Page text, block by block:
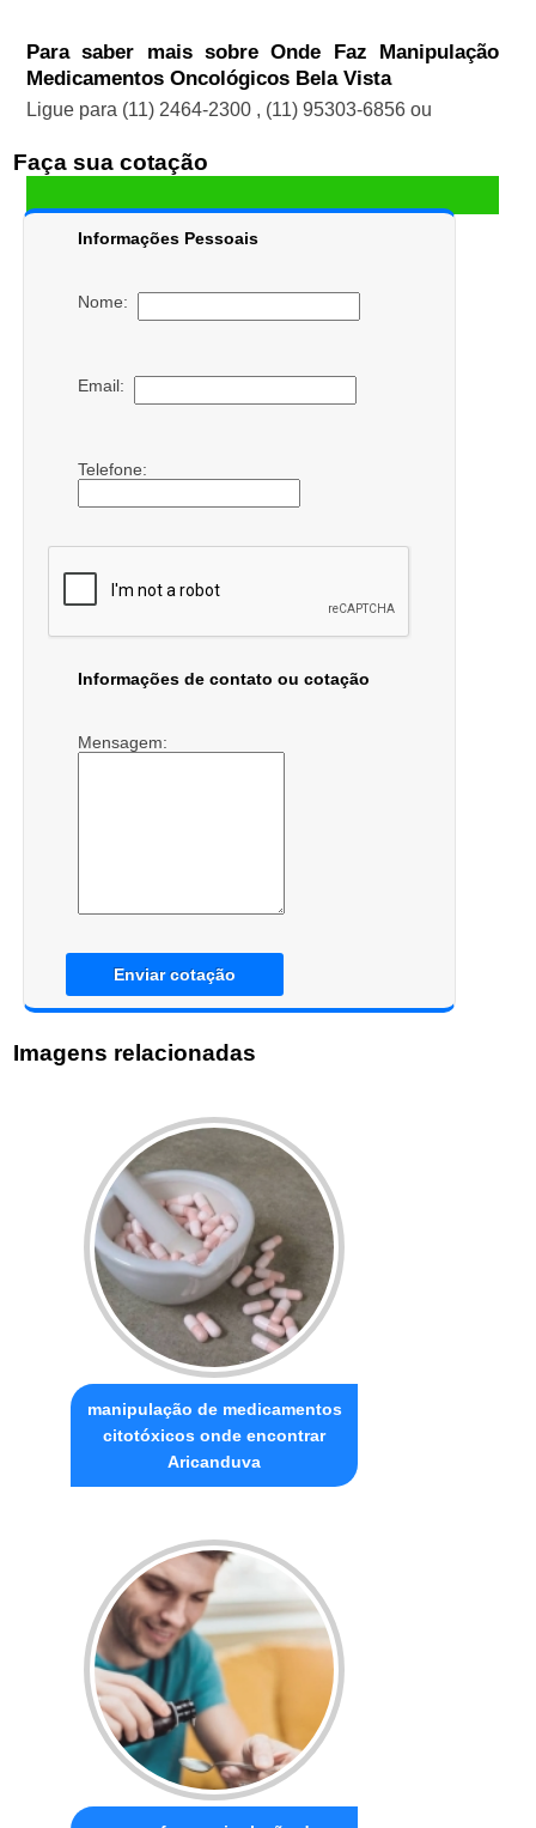
Para saber mais sobre Onde Faz Manipulação
Medicamentos Oncológicos Bela Vista
Ligue para (11) 2464-2300 , (11) 95303-6856 ou
Faça sua cotação
Informações Pessoais
Nome:
Email:
Telefone:
Informações de contato ou cotação
Mensagem:
Enviar cotação
Imagens relacionadas
manipulação de medicamentos
citotóxicos onde encontrar
Aricanduva